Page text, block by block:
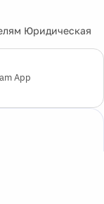
Юридическая
App